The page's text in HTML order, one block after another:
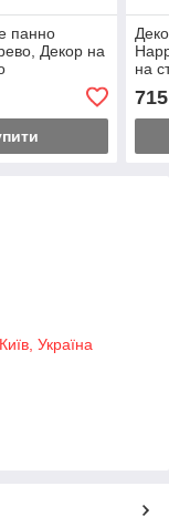
панно
Декор на
на
715
Україна